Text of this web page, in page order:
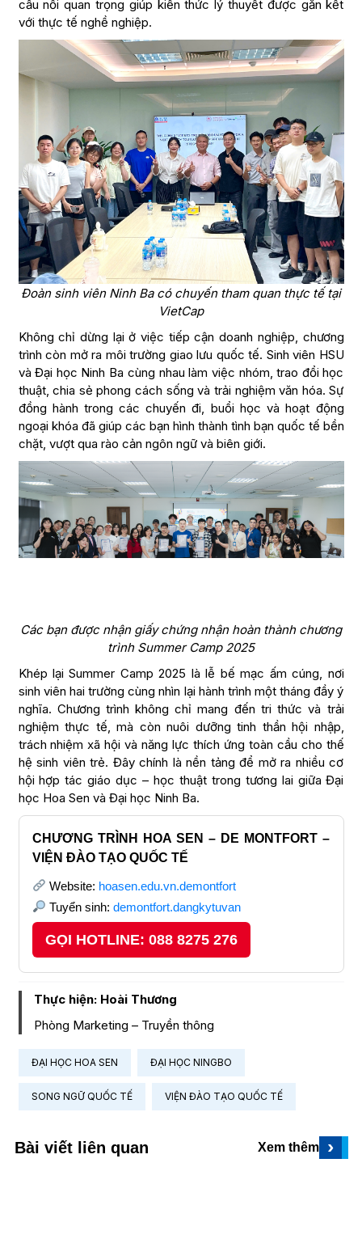
cầu nối quan trọng giúp kiến thức lý thuyết được gắn kết
với thực tế nghề nghiệp.
Đoàn sinh viên Ninh Ba có chuyến tham quan thực tế tại
VietCap
Không chỉ dừng lại ở việc tiếp cận doanh nghiệp, chương
trình còn mở ra môi trường giao lưu quốc tế. Sinh viên HSU
và Đại học Ninh Ba cùng nhau làm việc nhóm, trao đổi học
thuật, chia sẻ phong cách sống và trải nghiệm văn hóa. Sự
đồng hành trong các chuyến đi, buổi học và hoạt động
ngoại khóa đã giúp các bạn hình thành tình bạn quốc tế bền
chặt, vượt qua rào cản ngôn ngữ và biên giới.
Các bạn được nhận giấy chứng nhận hoàn thành chương
trình Summer Camp 2025
Khép lại Summer Camp 2025 là lễ bế mạc ấm cúng, nơi
sinh viên hai trường cùng nhìn lại hành trình một tháng đầy ý
nghĩa. Chương trình không chỉ mang đến tri thức và trải
nghiệm thực tế, mà còn nuôi dưỡng tinh thần hội nhập,
trách nhiệm xã hội và năng lực thích ứng toàn cầu cho thế
hệ sinh viên trẻ. Đây chính là nền tảng để mở ra nhiều cơ
hội hợp tác giáo dục – học thuật trong tương lai giữa Đại
học Hoa Sen và Đại học Ninh Ba.
CHƯƠNG TRÌNH HOA SEN – DE MONTFORT –
VIỆN ĐÀO TẠO QUỐC TẾ
Website: hoasen.edu.vn.demontfort
Tuyển sinh: demontfort.dangkytuvan
GỌI HOTLINE: 088 8275 276
Thực hiện: Hoài Thương
Phòng Marketing – Truyền thông
ĐẠI HỌC HOA SEN ĐẠI HỌC NINGBO
SONG NGỮ QUỐC TẾ VIỆN ĐÀO TẠO QUỐC TẾ
Bài viết liên quan Xem thêm ›